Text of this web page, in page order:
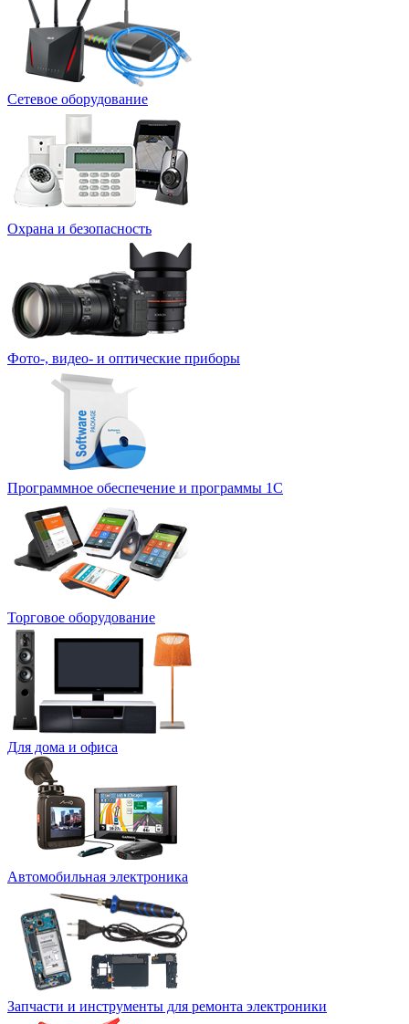
Сетевое оборудование
Охрана и безопасность
Фото-, видео- и оптические приборы
Программное обеспечение и программы 1С
Торговое оборудование
Для дома и офиса
Автомобильная электроника
Запчасти и инструменты для ремонта электроники